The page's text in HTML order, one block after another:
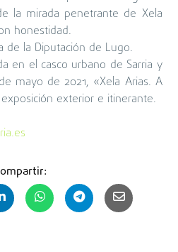
la mirada penetrante de Xela
honestidad.
de la Diputación de Lugo.
en el casco urbano de Sarria y
mayo de 2021, «Xela Arias. A
exterior e itinerante.